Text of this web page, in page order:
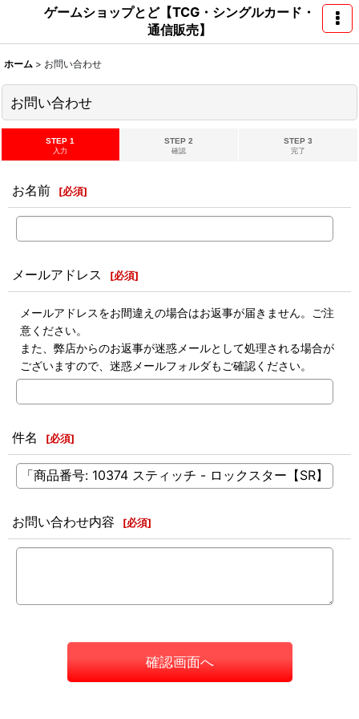
ゲームショップとど【TCG・シングルカード・
通信販売】
ホーム > お問い合わせ
お問い合わせ
STEP 1
入力
STEP 2
確認
STEP 3
完了
お名前 [必須]
メールアドレス [必須]
メールアドレスをお間違えの場合はお返事が届きません。ご注
意ください。
また、弊店からのお返事が迷惑メールとして処理される場合が
ございますので、迷惑メールフォルダもご確認ください。
件名 [必須]
お問い合わせ内容 [必須]
確認画面へ